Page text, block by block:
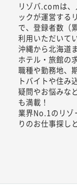
リゾバ.comは
ックが運営する
で、登録者数（
利用いただいて
沖縄から北海道
ホテル・旅館の
職種や勤務地、
トバイトや住み
疑問やお悩みな
も満載！
業界No.1のリゾ
りのお仕事探し